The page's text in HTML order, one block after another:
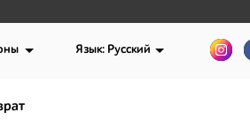
Язык: Русский